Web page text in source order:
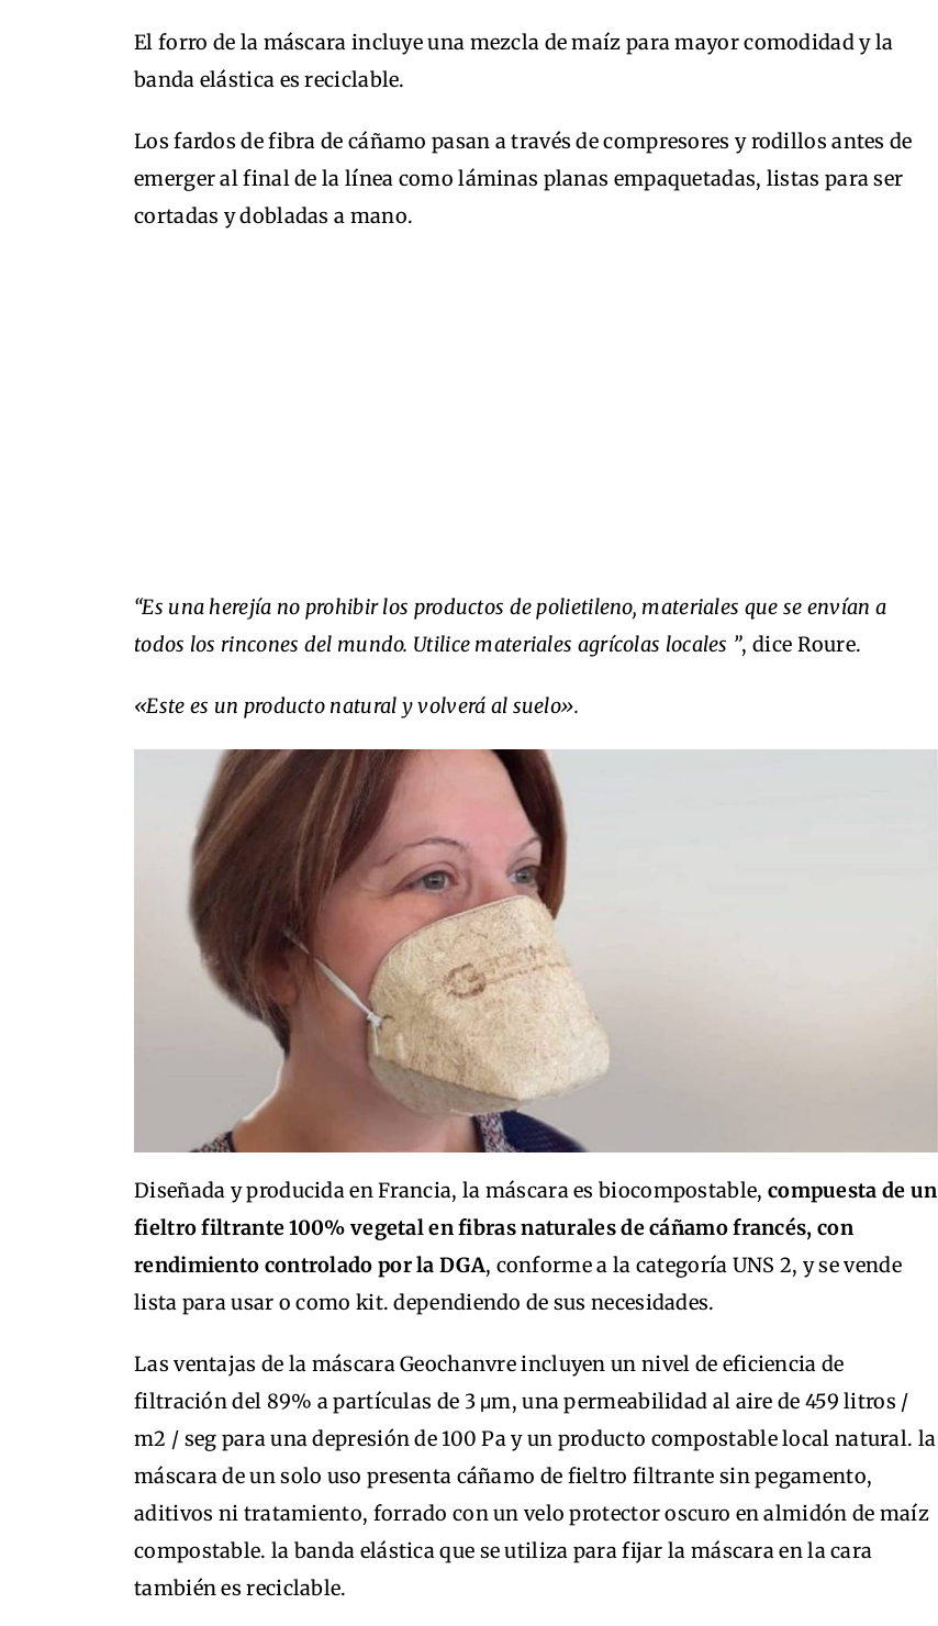
El forro de la máscara incluye una mezcla de maíz para mayor comodidad y la
banda elástica es reciclable.
Los fardos de fibra de cáñamo pasan a través de compresores y rodillos antes de
emerger al final de la línea como láminas planas empaquetadas, listas para ser
cortadas y dobladas a mano.
“Es una herejía no prohibir los productos de polietileno, materiales que se envían a
todos los rincones del mundo. Utilice materiales agrícolas locales ”, dice Roure.
«Este es un producto natural y volverá al suelo».
Diseñada y producida en Francia, la máscara es biocompostable, compuesta de un
fieltro filtrante 100% vegetal en fibras naturales de cáñamo francés, con
rendimiento controlado por la DGA, conforme a la categoría UNS 2, y se vende
lista para usar o como kit. dependiendo de sus necesidades.
Las ventajas de la máscara Geochanvre incluyen un nivel de eficiencia de
filtración del 89% a partículas de 3 μm, una permeabilidad al aire de 459 litros /
m2 / seg para una depresión de 100 Pa y un producto compostable local natural. la
máscara de un solo uso presenta cáñamo de fieltro filtrante sin pegamento,
aditivos ni tratamiento, forrado con un velo protector oscuro en almidón de maíz
compostable. la banda elástica que se utiliza para fijar la máscara en la cara
también es reciclable.